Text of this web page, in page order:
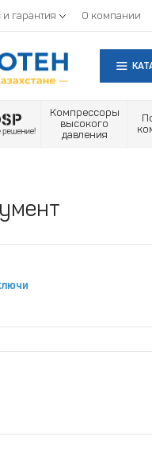
гарантия О компании
Компрессоры
высокого
давления